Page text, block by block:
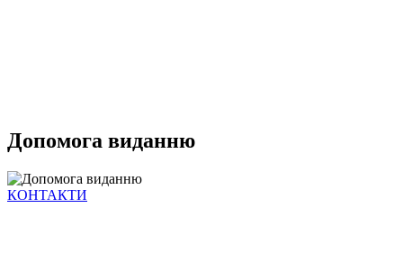
Допомога виданню
КОНТАКТИ